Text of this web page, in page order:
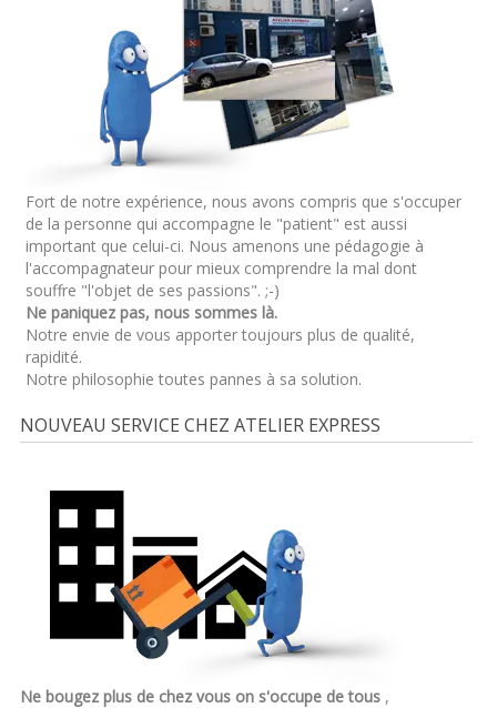
Fort de notre expérience, nous avons compris que s'occuper
de la personne qui accompagne le "patient" est aussi
important que celui-ci. Nous amenons une pédagogie à
l'accompagnateur pour mieux comprendre la mal dont
souffre "l'objet de ses passions". ;-)
Ne paniquez pas, nous sommes là.
Notre envie de vous apporter toujours plus de qualité,
rapidité.
Notre philosophie toutes pannes à sa solution.
NOUVEAU SERVICE CHEZ ATELIER EXPRESS
Ne bougez plus de chez vous on s'occupe de tous ,